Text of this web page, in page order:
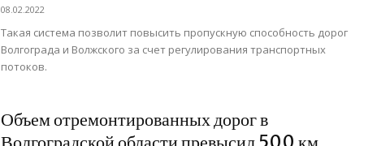
08.02.2022
Такая система позволит повысить пропускную способность дорог
Волгограда и Волжского за счет регулирования транспортных
потоков.
Объем отремонтированных дорог в